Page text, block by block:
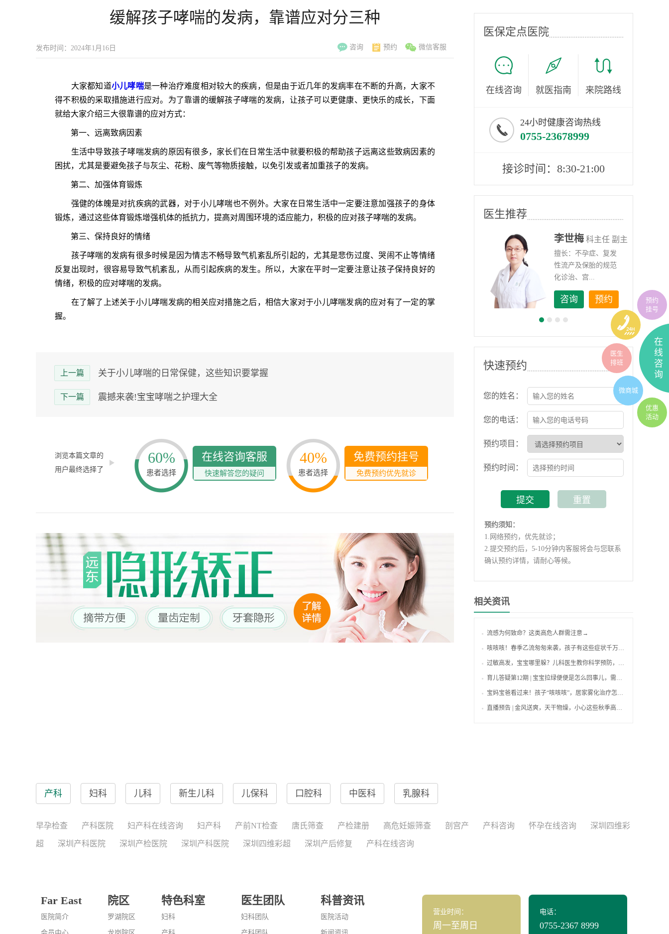
缓解孩子哮喘的发病，靠谱应对分三种
发布时间：2024年1月16日 咨询 预约 微信客服
大家都知道小儿哮喘是一种治疗难度相对较大的疾病，但是由于近几年的发病率在不断的升高，大家不
得不积极的采取措施进行应对。为了靠谱的缓解孩子哮喘的发病，让孩子可以更健康、更快乐的成长，下面
就给大家介绍三大很靠谱的应对方式：
第一、远离致病因素
生活中导致孩子哮喘发病的原因有很多，家长们在日常生活中就要积极的帮助孩子远离这些致病因素的
困扰，尤其是要避免孩子与灰尘、花粉、废气等物质接触，以免引发或者加重孩子的发病。
第二、加强体育锻炼
强健的体魄是对抗疾病的武器，对于小儿哮喘也不例外。大家在日常生活中一定要注意加强孩子的身体
锻炼，通过这些体育锻炼增强机体的抵抗力，提高对周围环境的适应能力，积极的应对孩子哮喘的发病。
第三、保持良好的情绪
孩子哮喘的发病有很多时候是因为情志不畅导致气机紊乱所引起的，尤其是悲伤过度、哭闹不止等情绪
反复出现时，很容易导致气机紊乱，从而引起疾病的发生。所以，大家在平时一定要注意让孩子保持良好的
情绪，积极的应对哮喘的发病。
在了解了上述关于小儿哮喘发病的相关应对措施之后，相信大家对于小儿哮喘发病的应对有了一定的掌
握。
上一篇 关于小儿哮喘的日常保健，这些知识要掌握
下一篇 震撼来袭!宝宝哮喘之护理大全
浏览本篇文章的
用户最终选择了
60%
患者选择
在线咨询客服
快速解答您的疑问
40%
患者选择
免费预约挂号
免费预约优先就诊
医保定点医院
在线咨询 就医指南 来院路线
24小时健康咨询热线
0755-23678999
接诊时间：8:30-21:00
医生推荐
擅长：妇科常见病、
多发病的诊治，如顽
咨询
李世梅 科主任 副主
任医师
擅长：不孕症、复发
性流产及保胎的规范
化诊治、宫...
咨询 预约
快速预约
您的姓名：
您的电话：
预约项目：
预约时间：
预约须知：
1. 网络预约，优先就诊；
2.提交预约后，5-10分钟内客服将会与您联系
确认预约详情，请耐心等候。
相关资讯
流感为何致命？这类高危人群需注意→
咳咳咳！春季乙流匆匆来袭，孩子有这些症状千万别拖！
过敏高发，宝宝哪里躲？儿科医生教你科学预防，安然换季~
育儿答疑第12期 | 宝宝拉绿便便是怎么回事儿，需要干预吗？
宝妈宝爸看过来！孩子“咳咳咳”，居家雾化治疗怎么做？有答案了~
直播预告 | 金风送爽，天干物燥，小心这些秋季高发的过敏性疾病！
产科 妇科 儿科 新生儿科 儿保科 口腔科 中医科 乳腺科
早孕检查 产科医院 妇产科在线咨询 妇产科 产前NT检查 唐氏筛查 产检建册 高危妊娠筛查 剖宫产 产科咨询 怀孕在线咨询 深圳四维彩
超 深圳产科医院 深圳产检医院 深圳产科医院 深圳四维彩超 深圳产后修复 产科在线咨询
Far East
医院简介
院区
罗湖院区
特色科室
妇科
医生团队
妇科团队
科普资讯
医院活动
营业时间：
周一至周日
电话：
0755-2367 8999
在
线
咨
询
预约
挂号
医生
排班
微商城
优惠
活动